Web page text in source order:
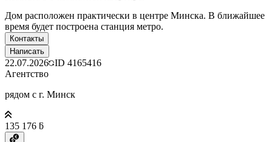
Дом расположен практически в центре Минска. В ближайшее
время будет построена станция метро.
Контакты
Написать
22.07.2026 ID 4165416
Агентство
рядом с г. Минск
135 176 ƃ